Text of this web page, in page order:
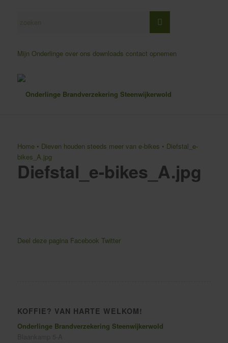
Mijn Onderlinge over ons downloads contact opnemen
Home• Dieven houden steeds meer van e-bikes • Diefstal_e-
bikes_A.jpg
Diefstal_e-bikes_A.jpg
Deel deze pagina Facebook Twitter
KOFFIE? VAN HARTE WELKOM!
Onderlinge Brandverzekering Steenwijkerwold